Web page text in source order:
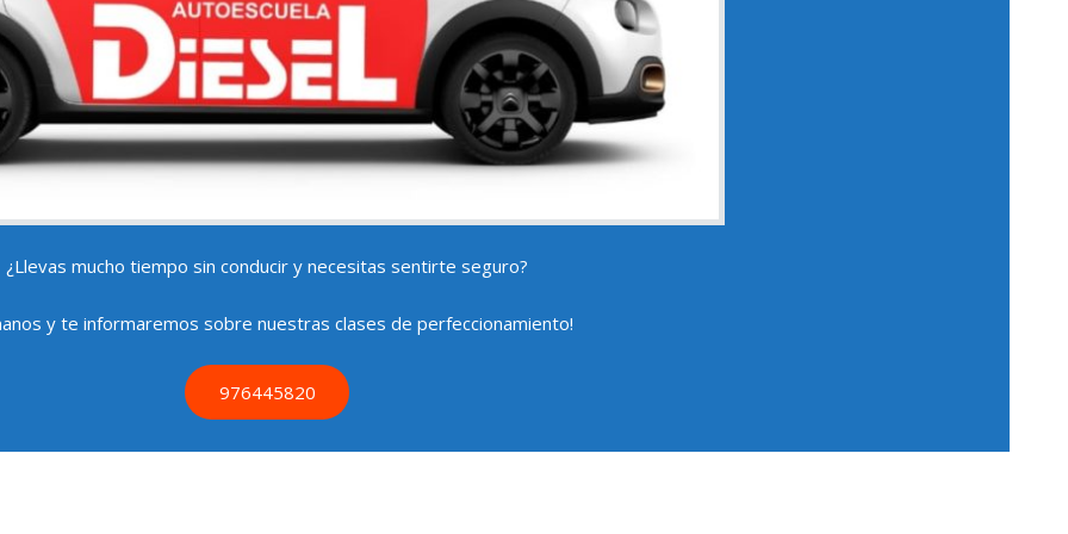
¿Llevas mucho tiempo sin conducir y necesitas sentirte seguro?
y te informaremos sobre nuestras clases de perfeccionamiento!
976445820